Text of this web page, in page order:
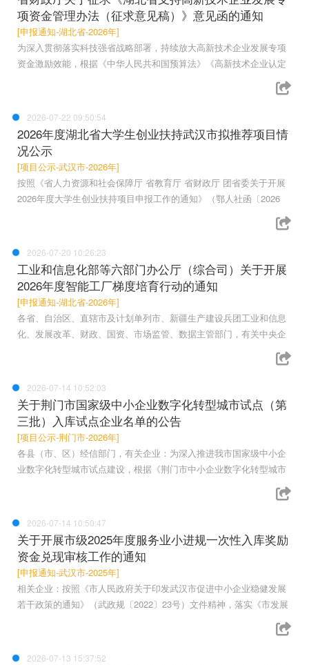
项资金管理办法（征求意见稿）》意见函的通知
[申报通知-湖北省-2026年]
为深入贯彻落实科技强省战略部署，持续放大高新技术企业发展专项
资金激励效能，根据《中华人民共和国预算法》《高新技术企业认定
2026-07-22 09:50:54
2026年度湖北省大学生创业扶持武汉市拟推荐项目情
况公示
[项目公示-武汉市-2026年]
按照《省人力资源和社会保障厅 省教育厅 省财政厅 团省委关于开展
2026年度大学生创业扶持项目申报工作的通知》（鄂人社函〔2026
2026-07-20 10:26:23
工业和信息化部等六部门办公厅（综合司）关于开展
2026年度智能工厂梯度培育行动的通知
[申报通知-湖北省-2026年]
各省、自治区、直辖市及计划单列市、新疆生产建设兵团工业和信息
化、发展改革、财政、国资、市场监管、数据主管部门，有关中央企
2026-07-14 10:52:03
关于荆门市国家级中小企业数字化转型城市试点（第
三批）入库试点企业名单的公告
[项目公示-荆门市-2026年]
各县（市、区）经信部门，有关企业：为深入推进我市国家级中小企
业数字化转型城市试点建设，根据《荆门市中小企业数字化转型城市
2026-07-14 10:50:47
关于开展市级2025年度服务业小进规一次性入库奖励
资金兑现审核工作的通知
[申报通知-武汉市-2025年]
相关企业：按照《市人民政府关于印发武汉市促进中小企业稳健发展
若干政策的通知》（武政规〔2022〕23号）文件精神，落实《市发展
2026-07-13 15:37:52